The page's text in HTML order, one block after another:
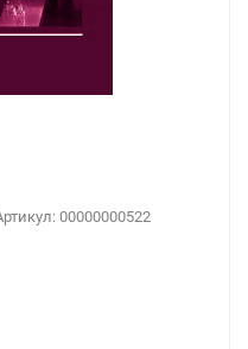
00000000522